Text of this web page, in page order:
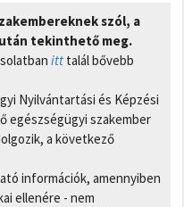
szól, a
tekinthető meg.
itt talál bővebb
Nyilvántartási és Képzési
egészségügyi szakember
a következő
információk, amennyiben
ellenére - nem